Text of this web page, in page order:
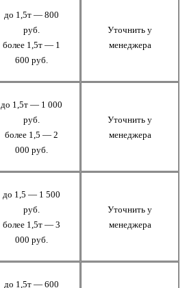
до 1,5т — 800
руб.
более 1,5т — 1
600 руб.
Уточнить у
менеджера
до 1,5т — 1 000
руб.
более 1,5 — 2
000 руб.
Уточнить у
менеджера
до 1,5 — 1 500
руб.
более 1,5т — 3
000 руб.
Уточнить у
менеджера
до 1,5т — 600